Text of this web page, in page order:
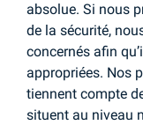
absolue. Si nous
de la sécurité,
concernés afin
appropriées. Nos
tiennent compte
situent au niveau